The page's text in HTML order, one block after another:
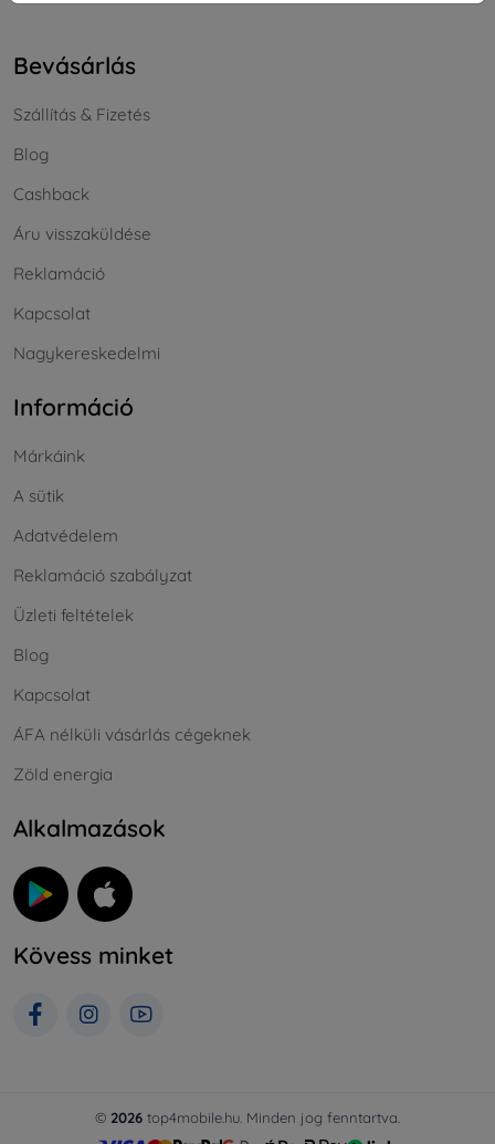
Bevásárlás
Szállítás & Fizetés
Blog
Cashback
Áru visszaküldése
Reklamáció
Kapcsolat
Nagykereskedelmi
Információ
Márkáink
A sütik
Adatvédelem
Reklamáció szabályzat
Üzleti feltételek
Blog
Kapcsolat
ÁFA nélküli vásárlás cégeknek
Zöld energia
Alkalmazások
Kövess minket
© 2026 top4mobile.hu. Minden jog fenntartva.